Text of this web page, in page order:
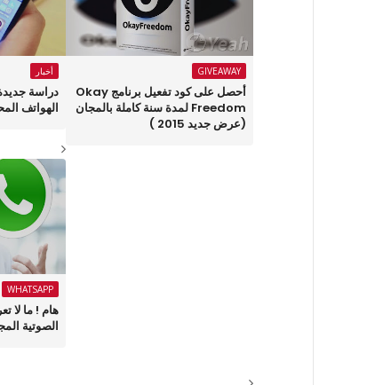
GIVEAWAY
أحصل على كود تفعيل برنامج Okay
Freedom لمدة سنة كاملة بالمجان
(عرض جديد 2015 )
أخبار
دراسة
الهواتف
WHATSAPP
هام ! ما لا
الصوتية